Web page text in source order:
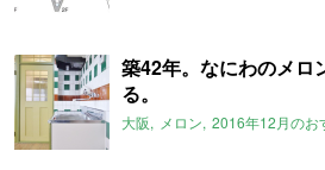
築42年。なにわのメロ
る。
大阪 メロン 2016年12月のお